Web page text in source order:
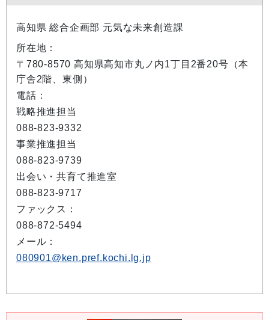
高知県 総合企画部 元気な未来創造課
所在地：
〒780-8570 高知県高知市丸ノ内1丁目2番20号（本
庁舎2階、東側）
電話：
戦略推進担当
088-823-9332
事業推進担当
088-823-9739
出会い・共育て推進室
088-823-9717
ファックス：
088-872-5494
メール：
080901@ken.pref.kochi.lg.jp